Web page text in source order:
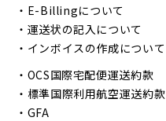
・ E-Billingについて
・ 運送状の記入について
・ インボイスの作成について
・ OCS国際宅配便運送約款
・ 標準国際利用航空運送約款
・ GFA